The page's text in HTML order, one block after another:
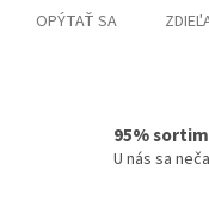
OPÝTAŤ SA
95%
U nás sa